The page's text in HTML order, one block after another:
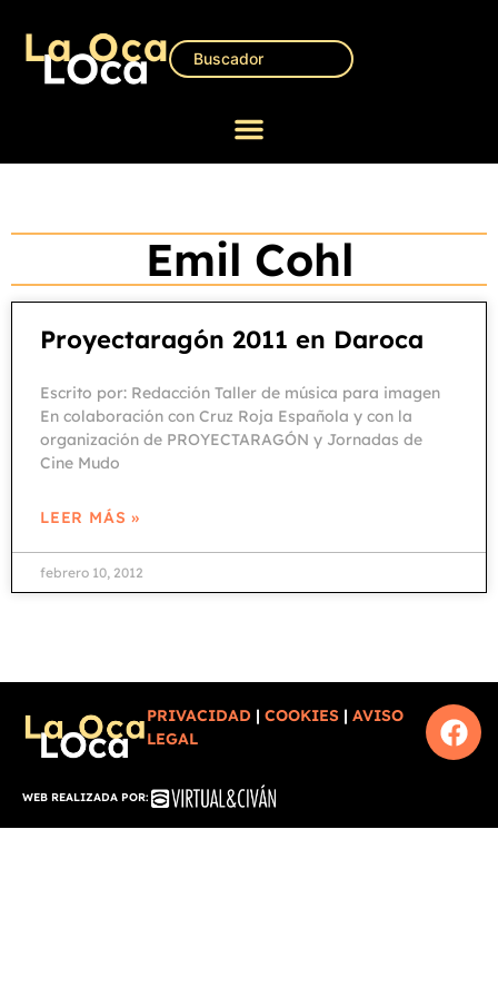
Emil Cohl
Proyectaragón 2011 en Daroca
Escrito por: Redacción Taller de música para imagen
En colaboración con Cruz Roja Española y con la
organización de PROYECTARAGÓN y Jornadas de
Cine Mudo
LEER MÁS »
febrero 10, 2012
PRIVACIDAD | COOKIES | AVISO
LEGAL
WEB REALIZADA POR: